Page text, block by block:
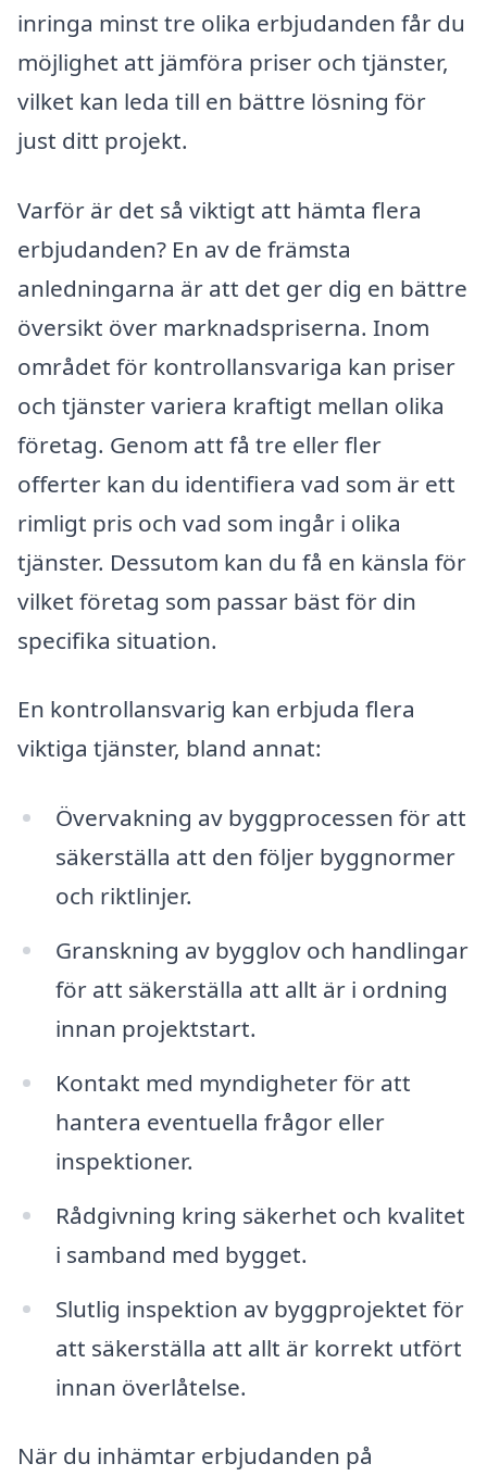
inringa minst tre olika erbjudanden får du
möjlighet att jämföra priser och tjänster,
vilket kan leda till en bättre lösning för
just ditt projekt.
Varför är det så viktigt att hämta flera
erbjudanden? En av de främsta
anledningarna är att det ger dig en bättre
översikt över marknadspriserna. Inom
området för kontrollansvariga kan priser
och tjänster variera kraftigt mellan olika
företag. Genom att få tre eller fler
offerter kan du identifiera vad som är ett
rimligt pris och vad som ingår i olika
tjänster. Dessutom kan du få en känsla för
vilket företag som passar bäst för din
specifika situation.
En kontrollansvarig kan erbjuda flera
viktiga tjänster, bland annat:
Övervakning av byggprocessen för att
säkerställa att den följer byggnormer
och riktlinjer.
Granskning av bygglov och handlingar
för att säkerställa att allt är i ordning
innan projektstart.
Kontakt med myndigheter för att
hantera eventuella frågor eller
inspektioner.
Rådgivning kring säkerhet och kvalitet
i samband med bygget.
Slutlig inspektion av byggprojektet för
att säkerställa att allt är korrekt utfört
innan överlåtelse.
När du inhämtar erbjudanden på